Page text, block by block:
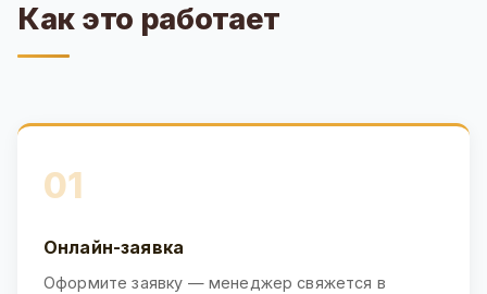
Как это работает
01
Онлайн-заявка
Оформите заявку — менеджер свяжется в